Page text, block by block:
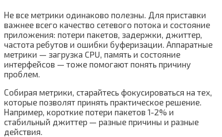
Не все метрики одинаково полезны. Для приставки
важнее всего качество сетевого потока и состояние
приложения: потери пакетов, задержки, джиттер,
частота ребутов и ошибки буферизации. Аппаратные
метрики — загрузка CPU, память и состояние
интерфейсов — тоже помогают понять причину
проблем.
Собирая метрики, старайтесь фокусироваться на тех,
которые позволят принять практическое решение.
Например, короткие потери пакетов 1-2% и
стабильный джиттер — разные причины и разные
действия.